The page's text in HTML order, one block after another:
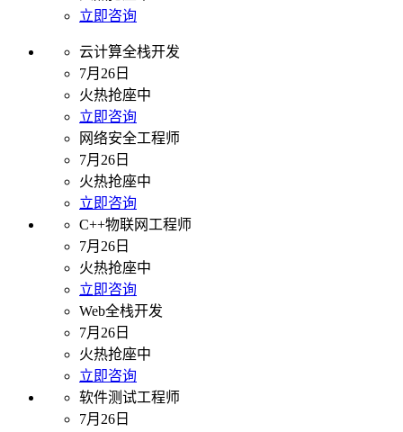
立即咨询
云计算全栈开发
7月26日
火热抢座中
立即咨询
网络安全工程师
7月26日
火热抢座中
立即咨询
C++物联网工程师
7月26日
火热抢座中
立即咨询
Web全栈开发
7月26日
火热抢座中
立即咨询
软件测试工程师
7月26日